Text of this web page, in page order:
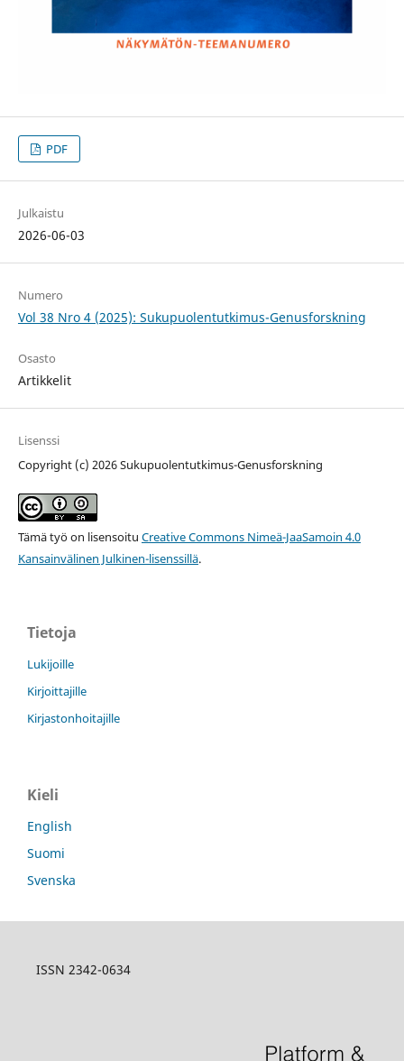
PDF
Julkaistu
2026-06-03
Numero
Vol 38 Nro 4 (2025): Sukupuolentutkimus-Genusforskning
Osasto
Artikkelit
Lisenssi
Copyright (c) 2026 Sukupuolentutkimus-Genusforskning
Tämä työ on lisensoitu Creative Commons Nimeä-JaaSamoin 4.0
Kansainvälinen Julkinen-lisenssillä.
Tietoja
Lukijoille
Kirjoittajille
Kirjastonhoitajille
Kieli
English
Suomi
Svenska
ISSN 2342-0634